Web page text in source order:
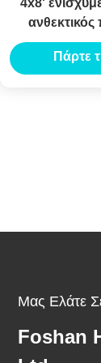
4x8'
Πάρτε
Μας Ελάτε
Foshan